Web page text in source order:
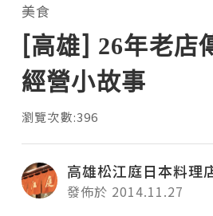
美食
[高雄] 26年老店
經營小故事
瀏覽次數:396
高雄松江庭日本料理
發佈於 2014.11.27